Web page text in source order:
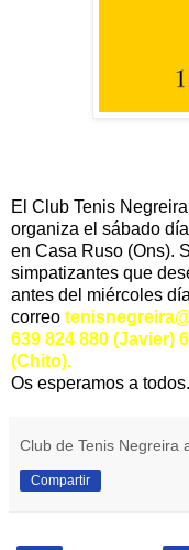
El Club Tenis
organiza el sábado
en Casa Ruso (Ons).
simpatizantes que
antes del miércoles
correo
639 824 880 (Javier)
(Chito).
Os esperamos a
Club de Tenis Negreira
Compartir